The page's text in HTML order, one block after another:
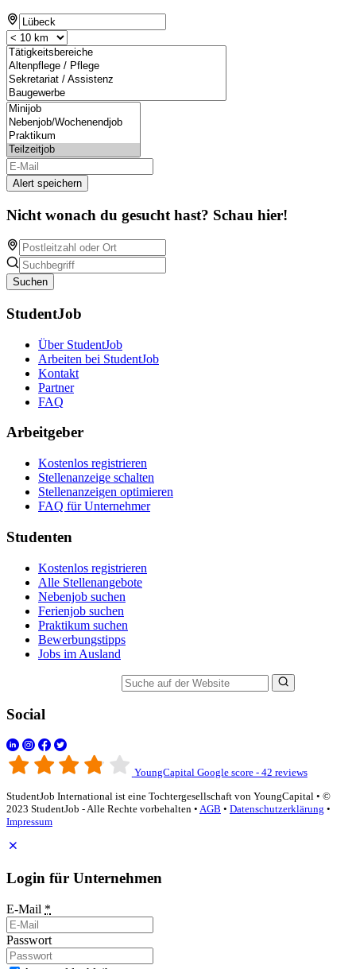
Alert speichern
Nicht wonach du gesucht hast? Schau hier!
Suchen
StudentJob
Über StudentJob
Arbeiten bei StudentJob
Kontakt
Partner
FAQ
Arbeitgeber
Kostenlos registrieren
Stellenanzeige schalten
Stellenanzeigen optimieren
FAQ für Unternehmer
Studenten
Kostenlos registrieren
Alle Stellenangebote
Nebenjob suchen
Ferienjob suchen
Praktikum suchen
Bewerbungstipps
Jobs im Ausland
Social
YoungCapital Google score - 42 reviews
StudentJob International ist eine Tochtergesellschaft von YoungCapital • ©
2023 StudentJob - Alle Rechte vorbehalten • AGB • Datenschutzerklärung •
Impressum
Login für Unternehmen
E-Mail *
Passwort